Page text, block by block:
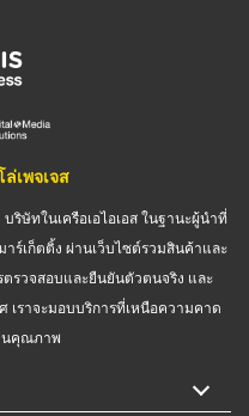
เพจเจส
ริษัทในเครือเอไอเอส ในฐานะผู้นำที่
เก็ตติ้ง ผ่านเว็บไซต์รวมสินค้าและ
ตรวจสอบและยืนยันตัวตนจริง และ
เราจะมอบบริการที่เหนือความคาด
นคุณภาพ